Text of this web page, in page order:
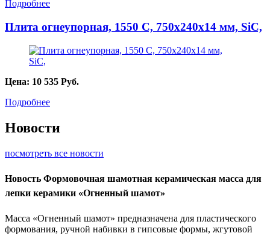
Подробнее
Плита огнеупорная, 1550 С, 750х240х14 мм, SiC,
Цена: 10 535 Руб.
Подробнее
Новости
посмотреть все новости
Новость Формовочная шамотная керамическая масса для
лепки керамики «Огненный шамот»
Масса «Огненный шамот» предназначена для пластического
формования, ручной набивки в гипсовые формы, жгутовой